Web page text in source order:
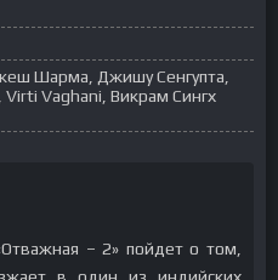
Шарма, Джишу Сенгупта,
Vaghani, Викрам Сингх
– 2» пойдет о том,